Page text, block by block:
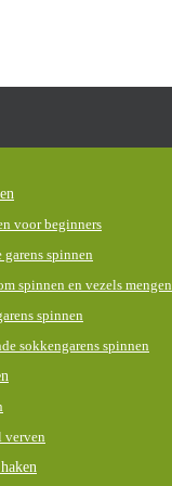
voor beginners
garens spinnen
spinnen en vezels mengen
spinnen
sokkengarens spinnen
verven